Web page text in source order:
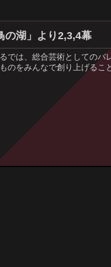
の湖」より2,3,4幕
では、総合芸術としてのバ
のをみんなで創り上げるこ